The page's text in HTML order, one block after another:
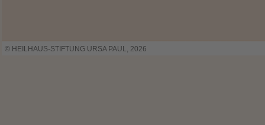
© HEILHAUS-STIFTUNG URSA PAUL, 2026